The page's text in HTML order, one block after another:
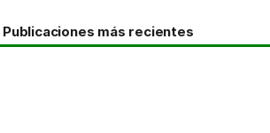
Publicaciones más recientes